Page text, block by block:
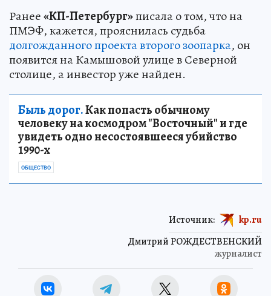
Ранее«КП-Петербург»писала о том, что на
ПМЭФ, кажется, прояснилась судьба
долгожданного проекта второго зоопарка, он
появится на Камышовой улице в Северной
столице, а инвестор уже найден.
Быль дорог.Как попасть обычному
человеку на космодром "Восточный" и где
увидеть одно несостоявшееся убийство
1990-х
ОБЩЕСТВО
Дмитрий РОЖДЕСТВЕНСКИЙ
журналист
Источник: kp.ru